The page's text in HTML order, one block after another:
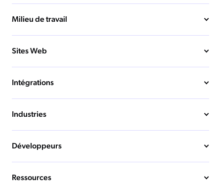
Milieu de travail
Sites Web
Intégrations
Industries
Développeurs
Ressources